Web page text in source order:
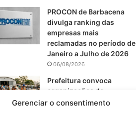
Gerenciar o consentimento
PROCON de Barbacena
divulga ranking das
empresas mais
reclamadas no período de
Janeiro a Julho de 2026
06/08/2026
Prefeitura convoca
organizações de
catadores para reunião